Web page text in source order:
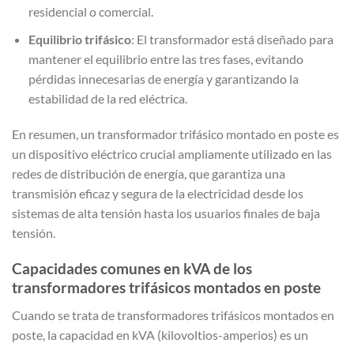
residencial o comercial.
Equilibrio trifásico: El transformador está diseñado para
mantener el equilibrio entre las tres fases, evitando
pérdidas innecesarias de energía y garantizando la
estabilidad de la red eléctrica.
En resumen, un transformador trifásico montado en poste es
un dispositivo eléctrico crucial ampliamente utilizado en las
redes de distribución de energía, que garantiza una
transmisión eficaz y segura de la electricidad desde los
sistemas de alta tensión hasta los usuarios finales de baja
tensión.
Capacidades comunes en kVA de los
transformadores trifásicos montados en poste
Cuando se trata de transformadores trifásicos montados en
poste, la capacidad en kVA (kilovoltios-amperios) es un